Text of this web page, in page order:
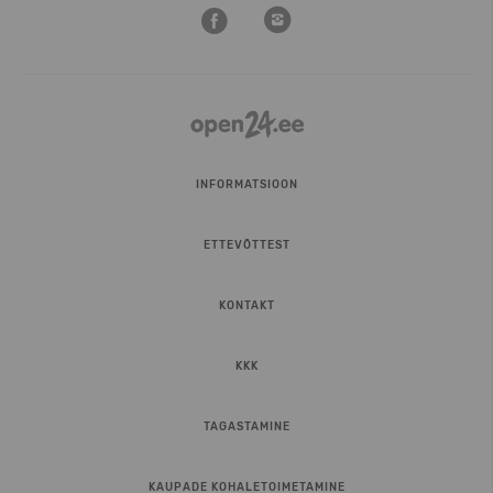
INFORMATSIOON
ETTEVÕTTEST
KONTAKT
KKK
TAGASTAMINE
KAUPADE KOHALETOIMETAMINE